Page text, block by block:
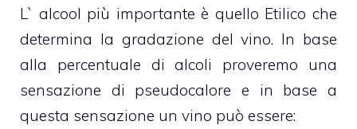
L` alcool più importante è quello Etilico che
determina la gradazione del vino. In base
alla percentuale di alcoli proveremo una
sensazione di pseudocalore e in base a
questa sensazione un vino può essere: